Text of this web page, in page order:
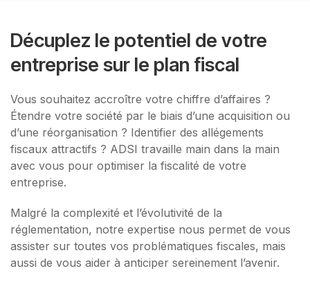
Décuplez le potentiel de votre
entreprise sur le plan fiscal
Vous souhaitez accroître votre chiffre d’affaires ?
Étendre votre société par le biais d’une acquisition ou
d’une réorganisation ? Identifier des allégements
fiscaux attractifs ? ADSI travaille main dans la main
avec vous pour optimiser la fiscalité de votre
entreprise.
Malgré la complexité et l’évolutivité de la
réglementation, notre expertise nous permet de vous
assister sur toutes vos problématiques fiscales, mais
aussi de vous aider à anticiper sereinement l’avenir.